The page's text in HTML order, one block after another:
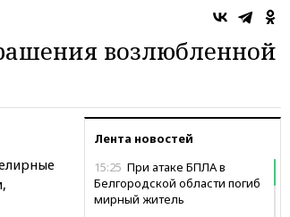
возлюбленной
Лента новостей
15:25 При атаке БПЛА в
Белгородской области погиб
мирный житель